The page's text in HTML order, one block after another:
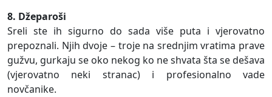
8. Džeparoši
Sreli ste ih sigurno do sada više puta i vjerovatno
prepoznali. Njih dvoje – troje na srednjim vratima prave
gužvu, gurkaju se oko nekog ko ne shvata šta se dešava
(vjerovatno neki stranac) i profesionalno vade
novčanike.